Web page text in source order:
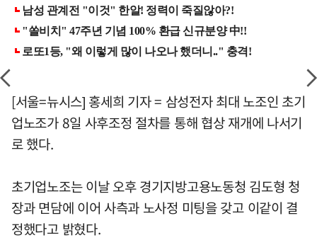
[서울=뉴시스] 홍세희 기자 = 삼성전자 최대 노조인 초기
업노조가 8일 사후조정 절차를 통해 협상 재개에 나서기
로 했다.
초기업노조는 이날 오후 경기지방고용노동청 김도형 청
장과 면담에 이어 사측과 노사정 미팅을 갖고 이같이 결
정했다고 밝혔다.